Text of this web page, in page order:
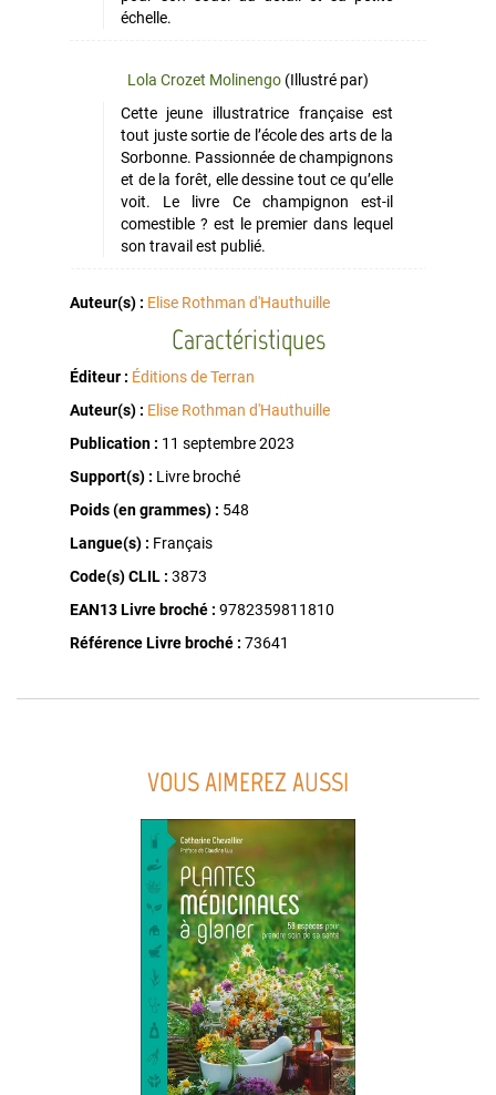
échelle.
Lola Crozet Molinengo (Illustré par)
Cette jeune illustratrice française est
tout juste sortie de l’école des arts de la
Sorbonne. Passionnée de champignons
et de la forêt, elle dessine tout ce qu’elle
voit. Le livre Ce champignon est-il
comestible ? est le premier dans lequel
son travail est publié.
Auteur(s) : Elise Rothman d'Hauthuille
Caractéristiques
Éditeur : Éditions de Terran
Auteur(s) : Elise Rothman d'Hauthuille
Publication : 11 septembre 2023
Support(s) : Livre broché
Poids (en grammes) : 548
Langue(s) : Français
Code(s) CLIL : 3873
EAN13 Livre broché : 9782359811810
Référence Livre broché : 73641
VOUS AIMEREZ AUSSI